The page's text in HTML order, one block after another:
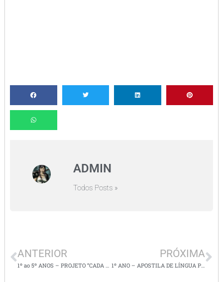
ADMIN
Todos Posts »
ANTERIOR PRÓXIMA
1º ANO – APOSTILA DE LÍNGUA PORTUGUESA